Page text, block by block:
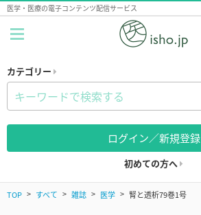
医学・医療の電子コンテンツ配信サービス
カテゴリー
ログイン／新規登録
初めての方へ
TOP すべて 雑誌 医学 腎と透析79巻1号